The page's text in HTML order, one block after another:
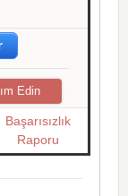
Edin
Başarısızlık
Raporu